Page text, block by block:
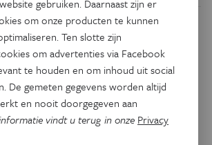
Dit artikel delen op:
Twitter Linkedin
van de redactie
gebruiken. Daarnaast zijn er
om onze producten te kunnen
Ten slotte zijn
om advertenties via Facebook
te houden en om inhoud uit social
De gemeten gegevens worden altijd
en nooit doorgegeven aan
vindt u terug in onze Privacy